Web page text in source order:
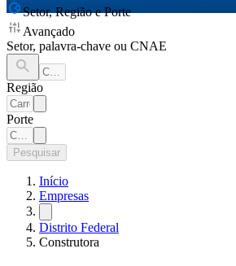
Setor, Região e Porte
Avançado
Setor, palavra-chave ou CNAE
Região
Porte
Pesquisar
Início
Empresas
Distrito Federal
Construtora